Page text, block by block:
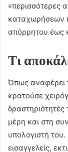
«περισσότερες
καταχωρήσεων
απόρρητου έως
Τι
Όπως αναφέρει
κρατούσε
μέρη και στη
υπολογιστή
εισαγγελείς,